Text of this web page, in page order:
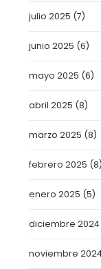
julio 2025 (7)
junio 2025 (6)
mayo 2025 (6)
abril 2025 (8)
marzo 2025 (8)
febrero 2025 (8)
enero 2025 (5)
diciembre 2024
noviembre